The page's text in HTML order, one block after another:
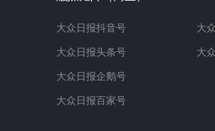
大众日报抖音号
大众日报头条号
大众日报企鹅号
大众日报百家号
大
大